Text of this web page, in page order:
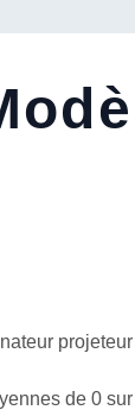
de 0